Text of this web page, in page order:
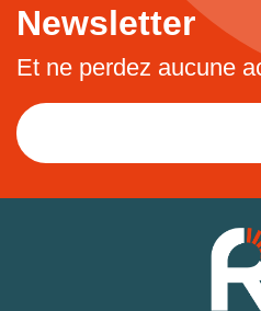
Newsletter
Et ne perdez aucune